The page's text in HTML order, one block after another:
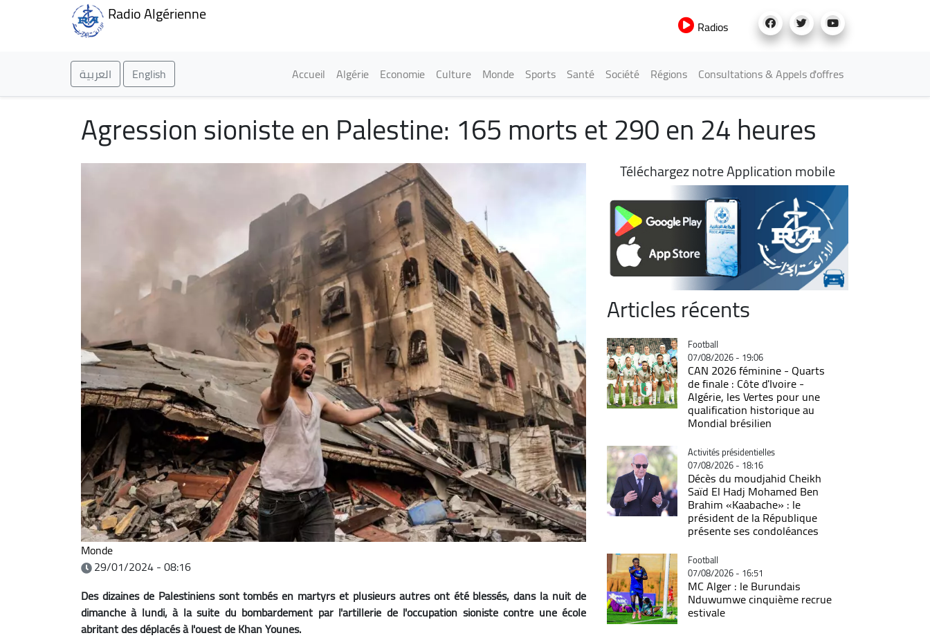
Radio Algérienne
Radios
العربية English Main navigation
Accueil Algérie Economie Culture Monde Sports Santé Société Régions Consultations & Appels d'offres
Agression sioniste en Palestine: 165 morts et 290 en 24 heures
Monde
29/01/2024 - 08:16
Des dizaines de Palestiniens sont tombés en martyrs et plusieurs autres ont été blessés, dans la nuit de
dimanche à lundi, à la suite du bombardement par l'artillerie de l'occupation sioniste contre une école
abritant des déplacés à l'ouest de Khan Younes.
Téléchargez notre Application mobile
Articles récents
Catégorie
Football
07/08/2026 - 19:06
CAN 2026 féminine - Quarts
de finale : Côte d'Ivoire -
Algérie, les Vertes pour une
qualification historique au
Mondial brésilien
Catégorie
Activités présidentielles
07/08/2026 - 18:16
Décès du moudjahid Cheikh
Saïd El Hadj Mohamed Ben
Brahim «Kaabache» : le
président de la République
présente ses condoléances
Catégorie
Football
07/08/2026 - 16:51
MC Alger : le Burundais
Nduwumwe cinquième recrue
estivale